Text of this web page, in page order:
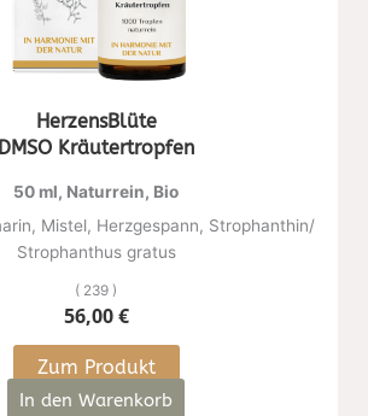
HerzensBlüte
DMSO Kräutertropfen
50 ml, Naturrein, Bio
Mistel, Herzgespann, Strophanthin/
Strophanthus gratus
( 239 )
56,00€
Zum Produkt
In den Warenkorb